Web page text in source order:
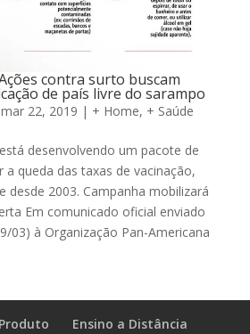
contra surto buscam
de país livre do sarampo
mar 22, 2019 | + Home, + Saúde
desenvolvendo um pacote de
a queda das taxas de vacinação,
desde 2003. Campanha mobilizará
Em comunicado oficial enviado
03) à Organização Pan-Americana
Produto
Ensino a Distância